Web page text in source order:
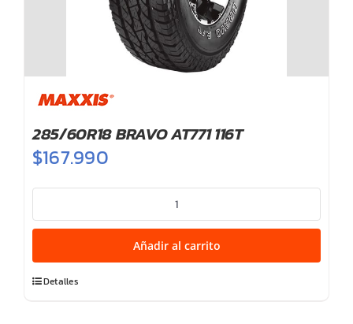
285/60R18 BRAVO AT771 116T
$167.990
BRAVO
AT771
cantidad
Añadir al carrito
Detalles